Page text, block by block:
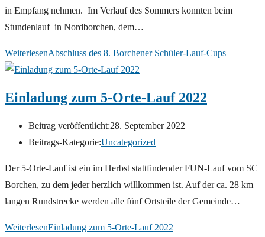
in Empfang nehmen. Im Verlauf des Sommers konnten beim
Stundenlauf in Nordborchen, dem…
WeiterlesenAbschluss des 8. Borchener Schüler-Lauf-Cups
Einladung zum 5-Orte-Lauf 2022
Beitrag veröffentlicht:28. September 2022
Beitrags-Kategorie:Uncategorized
Der 5-Orte-Lauf ist ein im Herbst stattfindender FUN-Lauf vom SC
Borchen, zu dem jeder herzlich willkommen ist. Auf der ca. 28 km
langen Rundstrecke werden alle fünf Ortsteile der Gemeinde…
WeiterlesenEinladung zum 5-Orte-Lauf 2022